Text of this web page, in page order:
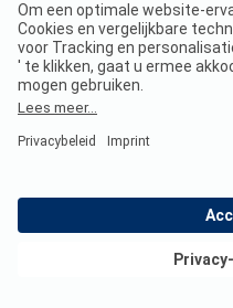
Indicatie tarieven
Hoogseizoen prijs per
Gezin